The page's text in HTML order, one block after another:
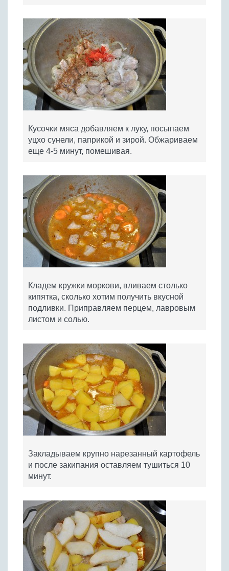
Кусочки мяса добавляем к луку, посыпаем
уцхо сунели, паприкой и зирой. Обжариваем
еще 4-5 минут, помешивая.
Кладем кружки моркови, вливаем столько
кипятка, сколько хотим получить вкусной
подливки. Приправляем перцем, лавровым
листом и солью.
Закладываем крупно нарезанный картофель
и после закипания оставляем тушиться 10
минут.